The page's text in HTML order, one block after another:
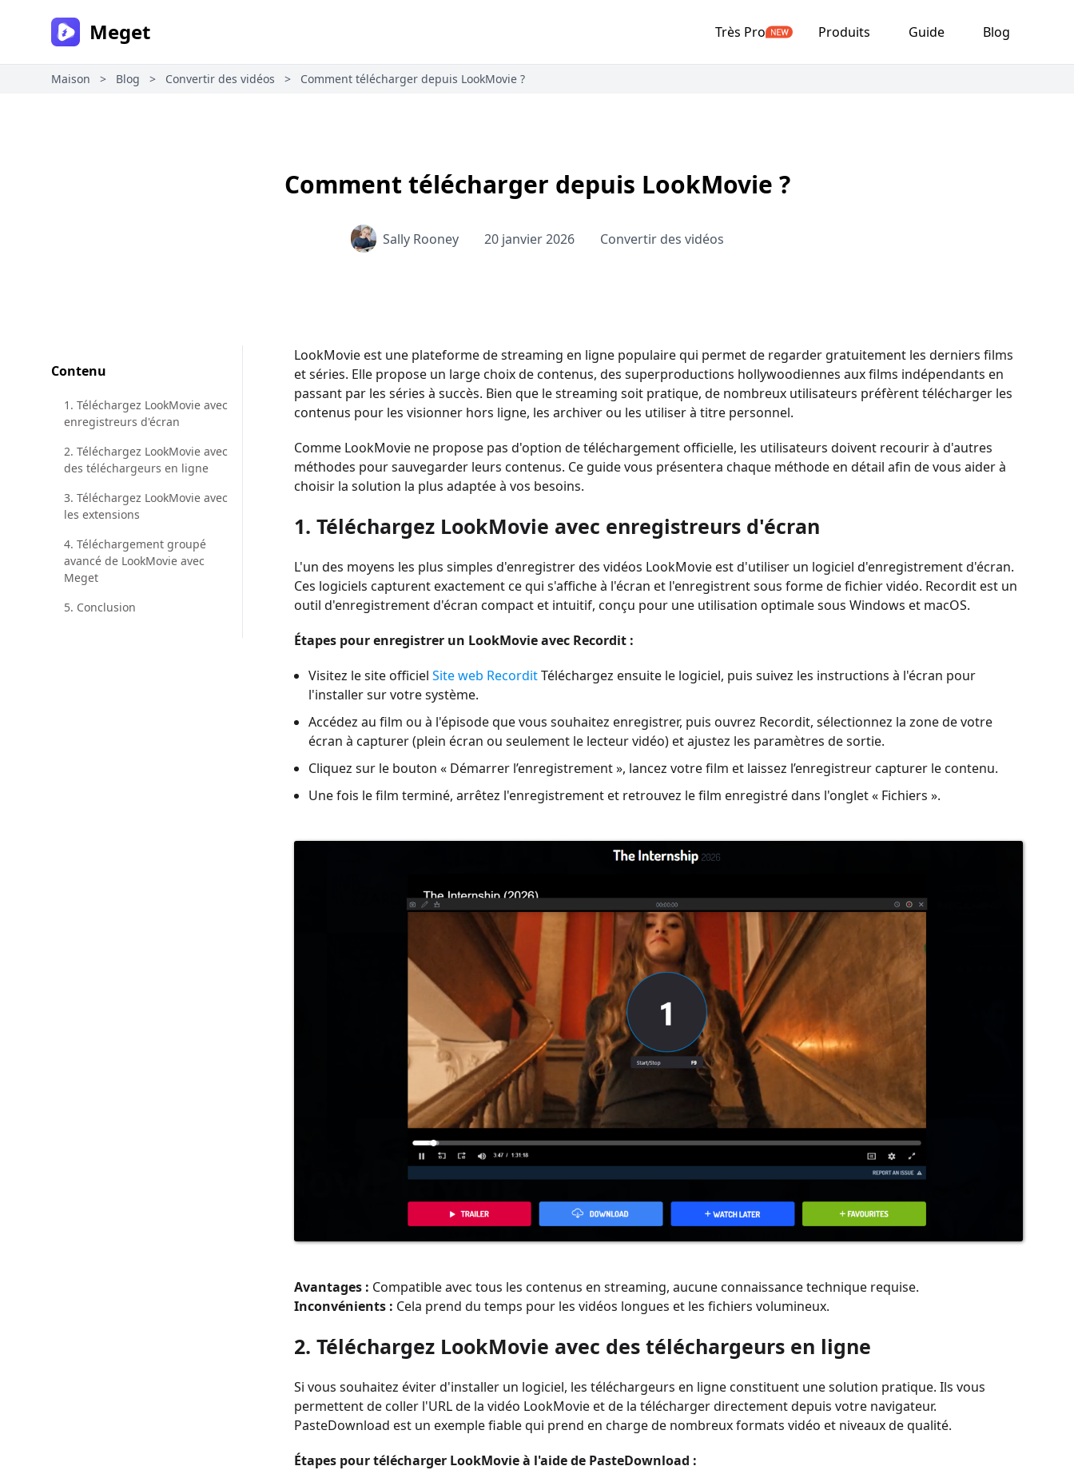
Meget Très Pro Produits Guide Blog
Maison > Blog > Convertir des vidéos > Comment télécharger depuis LookMovie ?
Comment télécharger depuis LookMovie ?
Sally Rooney 20 janvier 2026 Convertir des vidéos
Contenu
1. Téléchargez LookMovie avec
enregistreurs d'écran
2. Téléchargez LookMovie avec
des téléchargeurs en ligne
3. Téléchargez LookMovie avec
les extensions
4. Téléchargement groupé
avancé de LookMovie avec
Meget
5. Conclusion
LookMovie est une plateforme de streaming en ligne populaire qui permet de regarder gratuitement les derniers films
et séries. Elle propose un large choix de contenus, des superproductions hollywoodiennes aux films indépendants en
passant par les séries à succès. Bien que le streaming soit pratique, de nombreux utilisateurs préfèrent télécharger les
contenus pour les visionner hors ligne, les archiver ou les utiliser à titre personnel.
Comme LookMovie ne propose pas d'option de téléchargement officielle, les utilisateurs doivent recourir à d'autres
méthodes pour sauvegarder leurs contenus. Ce guide vous présentera chaque méthode en détail afin de vous aider à
choisir la solution la plus adaptée à vos besoins.
1. Téléchargez LookMovie avec enregistreurs d'écran
L'un des moyens les plus simples d'enregistrer des vidéos LookMovie est d'utiliser un logiciel d'enregistrement d'écran.
Ces logiciels capturent exactement ce qui s'affiche à l'écran et l'enregistrent sous forme de fichier vidéo. Recordit est un
outil d'enregistrement d'écran compact et intuitif, conçu pour une utilisation optimale sous Windows et macOS.
Étapes pour enregistrer un LookMovie avec Recordit :
Visitez le site officiel Site web RecorditTéléchargez ensuite le logiciel, puis suivez les instructions à l'écran pour
l'installer sur votre système.
Accédez au film ou à l'épisode que vous souhaitez enregistrer, puis ouvrez Recordit, sélectionnez la zone de votre
écran à capturer (plein écran ou seulement le lecteur vidéo) et ajustez les paramètres de sortie.
Cliquez sur le bouton « Démarrer l’enregistrement », lancez votre film et laissez l’enregistreur capturer le contenu.
Une fois le film terminé, arrêtez l'enregistrement et retrouvez le film enregistré dans l'onglet « Fichiers ».
Avantages : Compatible avec tous les contenus en streaming, aucune connaissance technique requise.
Inconvénients : Cela prend du temps pour les vidéos longues et les fichiers volumineux.
2. Téléchargez LookMovie avec des téléchargeurs en ligne
Si vous souhaitez éviter d'installer un logiciel, les téléchargeurs en ligne constituent une solution pratique. Ils vous
permettent de coller l'URL de la vidéo LookMovie et de la télécharger directement depuis votre navigateur.
PasteDownload est un exemple fiable qui prend en charge de nombreux formats vidéo et niveaux de qualité.
Étapes pour télécharger LookMovie à l'aide de PasteDownload :